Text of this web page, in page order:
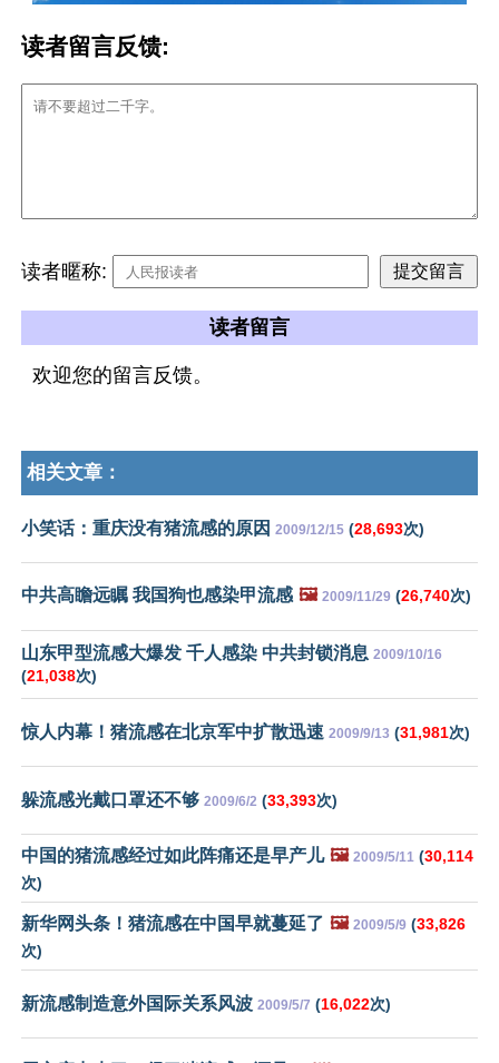
读者留言反馈:
读者暱称:
读者留言
欢迎您的留言反馈。
相关文章：
小笑话：重庆没有猪流感的原因 2009/12/15 (28,693次)
中共高瞻远瞩 我国狗也感染甲流感 🖼️ 2009/11/29 (26,740次)
山东甲型流感大爆发 千人感染 中共封锁消息 2009/10/16
(21,038次)
惊人内幕！猪流感在北京军中扩散迅速 2009/9/13 (31,981次)
躲流感光戴口罩还不够 2009/6/2 (33,393次)
中国的猪流感经过如此阵痛还是早产儿 🖼️ 2009/5/11 (30,114
次)
新华网头条！猪流感在中国早就蔓延了 🖼️ 2009/5/9 (33,826
次)
新流感制造意外国际关系风波 2009/5/7 (16,022次)